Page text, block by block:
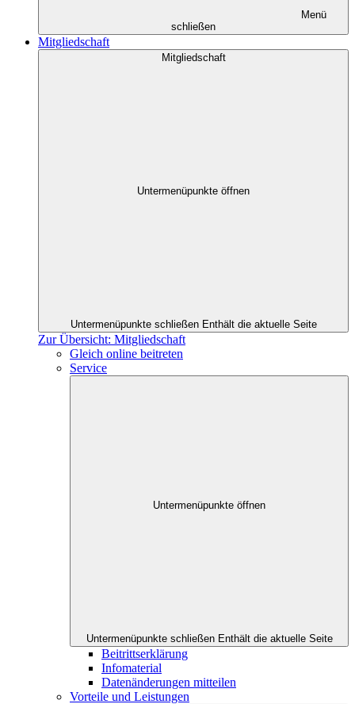
Menü
schließen
Mitgliedschaft
Mitgliedschaft
Untermenüpunkte öffnen
Untermenüpunkte schließen Enthält die aktuelle Seite
Zur Übersicht: Mitgliedschaft
Gleich online beitreten
Service
Untermenüpunkte öffnen
Untermenüpunkte schließen Enthält die aktuelle Seite
Beitrittserklärung
Infomaterial
Datenänderungen mitteilen
Vorteile und Leistungen